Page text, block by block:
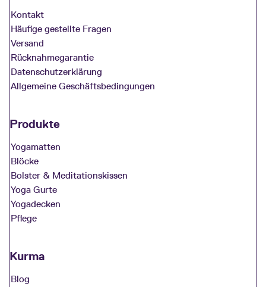
Kontakt
Häufige gestellte Fragen
Versand
Rücknahmegarantie
Datenschutzerklärung
Allgemeine Geschäftsbedingungen
Produkte
Yogamatten
Blöcke
Bolster & Meditationskissen
Yoga Gurte
Yogadecken
Pflege
Kurma
Blog